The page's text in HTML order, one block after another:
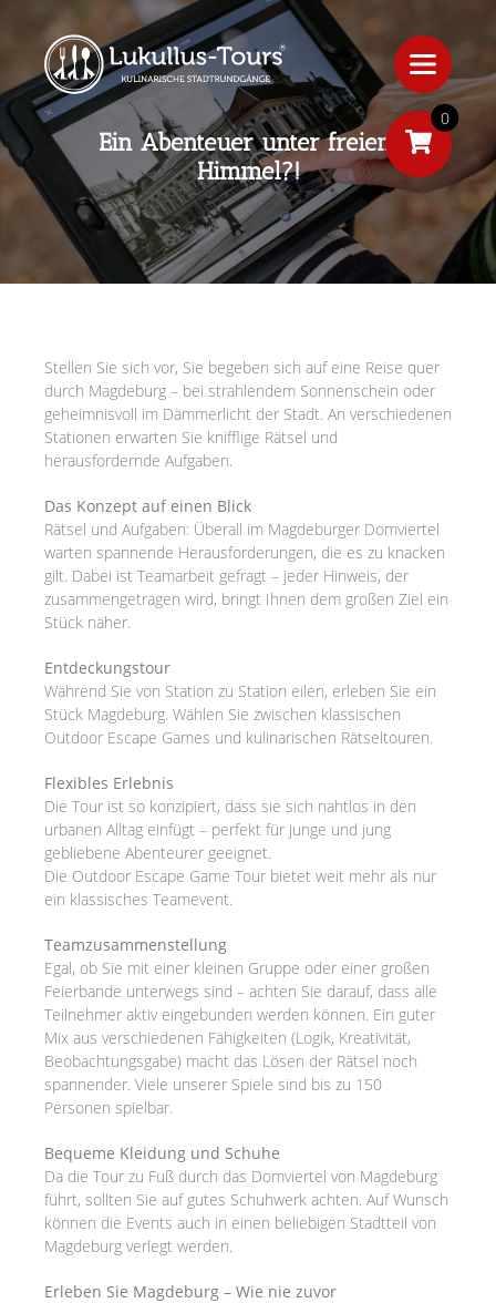
Ein Abenteuer unter freiem
Himmel?!
Stellen Sie sich vor, Sie begeben sich auf eine Reise quer
durch Magdeburg – bei strahlendem Sonnenschein oder
geheimnisvoll im Dämmerlicht der Stadt. An verschiedenen
Stationen erwarten Sie knifflige Rätsel und
herausfordernde Aufgaben.
Das Konzept auf einen Blick
Rätsel und Aufgaben: Überall im Magdeburger Domviertel
warten spannende Herausforderungen, die es zu knacken
gilt. Dabei ist Teamarbeit gefragt – jeder Hinweis, der
zusammengetragen wird, bringt Ihnen dem großen Ziel ein
Stück näher.
Entdeckungstour
Während Sie von Station zu Station eilen, erleben Sie ein
Stück Magdeburg. Wählen Sie zwischen klassischen
Outdoor Escape Games und kulinarischen Rätseltouren.
Flexibles Erlebnis
Die Tour ist so konzipiert, dass sie sich nahtlos in den
urbanen Alltag einfügt – perfekt für junge und jung
gebliebene Abenteurer geeignet.
Die Outdoor Escape Game Tour bietet weit mehr als nur
ein klassisches Teamevent.
Teamzusammenstellung
Egal, ob Sie mit einer kleinen Gruppe oder einer großen
Feierbande unterwegs sind – achten Sie darauf, dass alle
Teilnehmer aktiv eingebunden werden können. Ein guter
Mix aus verschiedenen Fähigkeiten (Logik, Kreativität,
Beobachtungsgabe) macht das Lösen der Rätsel noch
spannender. Viele unserer Spiele sind bis zu 150
Personen spielbar.
Bequeme Kleidung und Schuhe
Da die Tour zu Fuß durch das Domviertel von Magdeburg
führt, sollten Sie auf gutes Schuhwerk achten. Auf Wunsch
können die Events auch in einen beliebigen Stadtteil von
Magdeburg verlegt werden.
Erleben Sie Magdeburg – Wie nie zuvor
0